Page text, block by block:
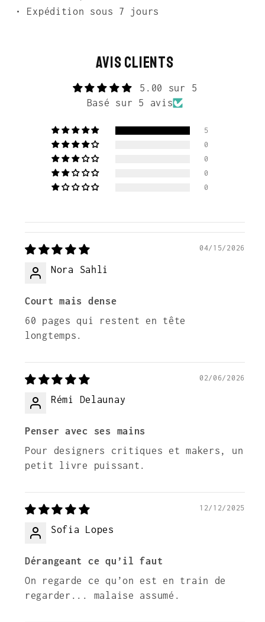
• Expédition sous 7 jours
Avis Clients
5.00 sur 5
Basé sur 5 avis
5
0
0
0
0
04/15/2026
Nora Sahli
Court mais dense
60 pages qui restent en tête
longtemps.
02/06/2026
Rémi Delaunay
Penser avec ses mains
Pour designers critiques et makers, un
petit livre puissant.
12/12/2025
Sofia Lopes
Dérangeant ce qu’il faut
On regarde ce qu’on est en train de
regarder... malaise assumé.